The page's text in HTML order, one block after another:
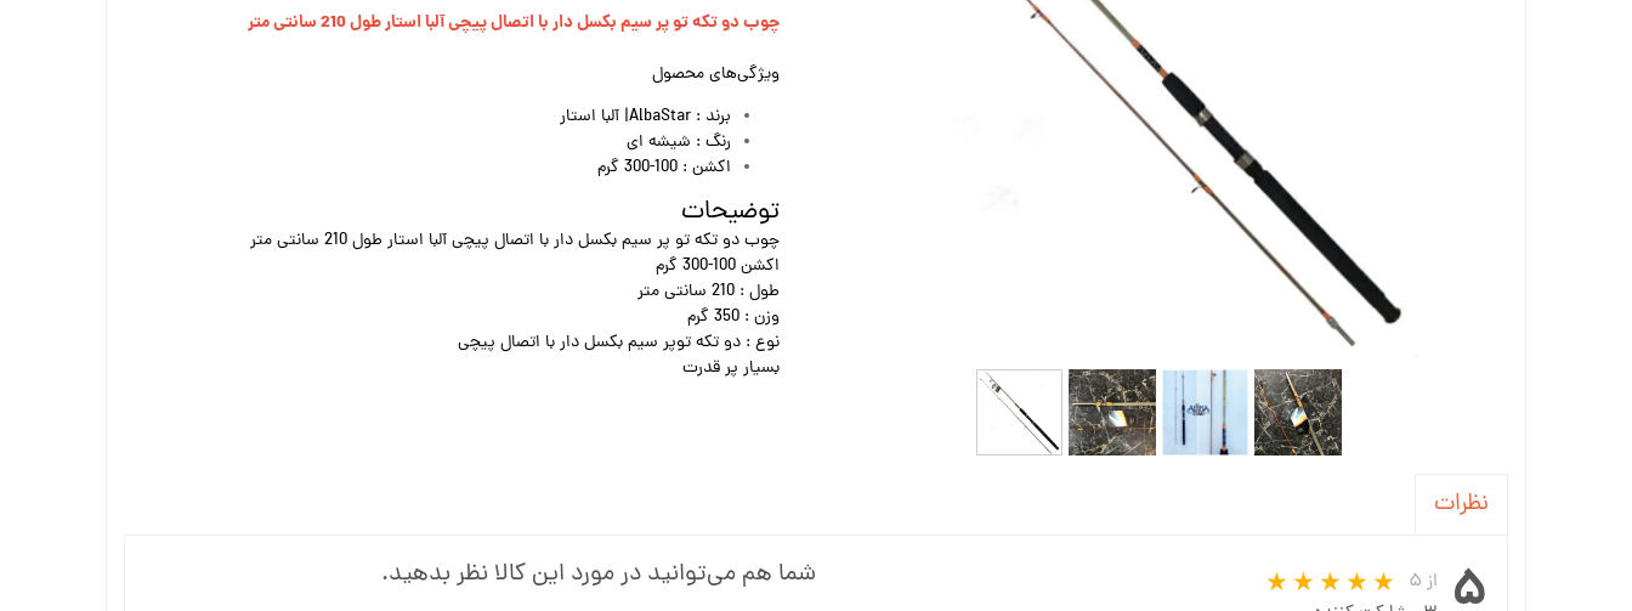
چوب دو تکه تو پر سیم بکسل دار با اتصال پیچی آلبا استار طول 210 سانتی متر
ویژگی‌های محصول
برند : AlbaStar| آلبا استار
رنگ : شیشه ای
اکشن : 100-300 گرم
توضیحات
چوب دو تکه تو پر سیم بکسل دار با اتصال پیچی آلبا استار طول 210 سانتی متر
اکشن 100-300 گرم
طول : 210 سانتی متر
وزن : 350 گرم
نوع : دو تکه توپر سیم بکسل دار با اتصال پیچی
بسیار پر قدرت
نظرات
۵
از ۵
شما هم می‌توانید در مورد این کالا نظر بدهید.